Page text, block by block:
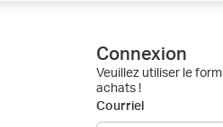
Connexion
Veuillez utiliser le
achats !
Courriel